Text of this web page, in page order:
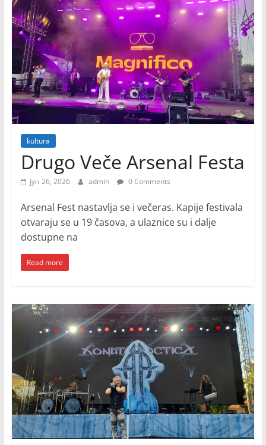
kultura
Drugo Veče Arsenal Festa
јун 26, 2026 admin 0 Comments
Arsenal Fest nastavlja se i večeras. Kapije festivala
otvaraju se u 19 časova, a ulaznice su i dalje
dostupne na
Read more